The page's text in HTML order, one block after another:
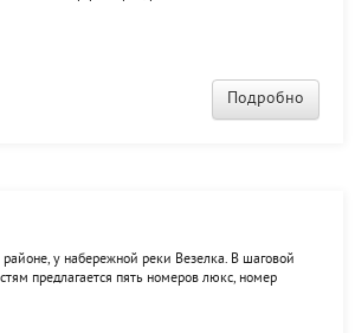
кухни, в каждый номер проведено
Подробно
районе, у набережной реки Везелка. В шаговой
предлагается пять номеров люкс, номер
электрочайником, полные удобства,